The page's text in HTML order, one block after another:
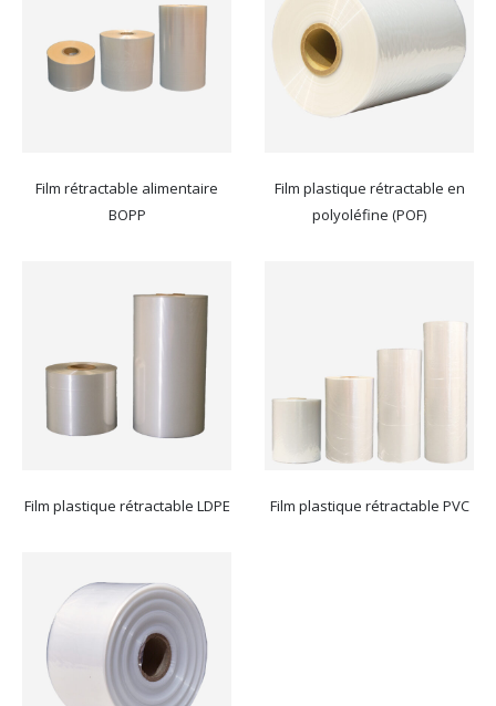
Film rétractable alimentaire
BOPP
Film plastique rétractable en
polyoléfine (POF)
Film plastique rétractable LDPE Film plastique rétractable PVC